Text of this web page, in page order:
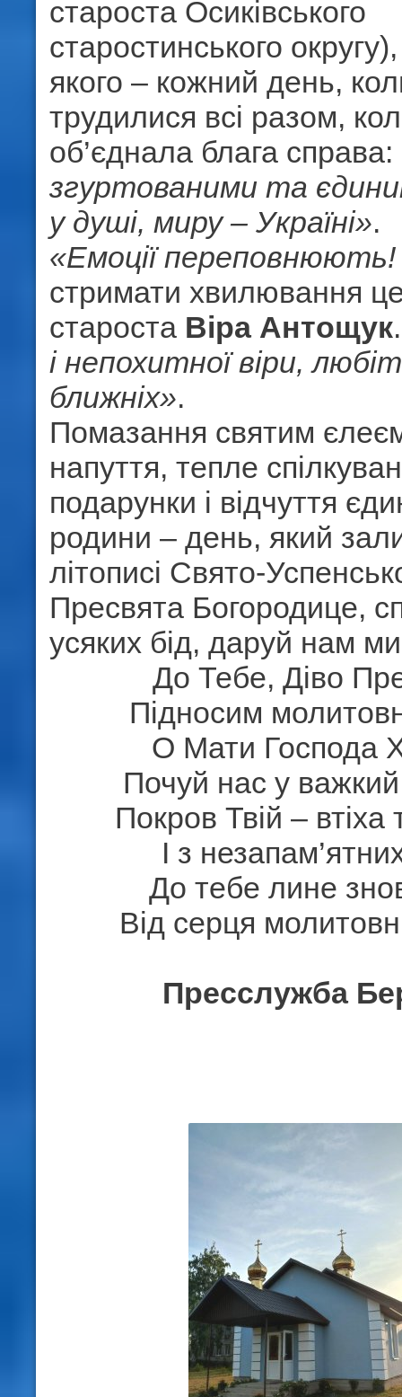
староста Осиківського
старостинського округу),
якого – кожний день,
трудилися всі разом,
об’єднала блага справа:
згуртованими та
у душі, миру – Україні».
«Емоції переповнюють!
стримати хвилювання
староста Віра Антощук
і непохитної віри,
ближніх».
Помазання святим
напуття, тепле
подарунки і відчуття
родини – день, який
літописі Свято-
Пресвята Богородице,
усяких бід, даруй нам
До Тебе, Діво
Підносим
О Мати Господа
Почуй нас у
Покров Твій –
І з
До тебе лине
Від серця
Пресслужба